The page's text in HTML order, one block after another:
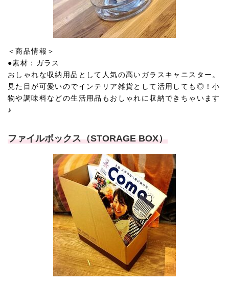
＜商品情報＞
●素材：ガラス
おしゃれな収納用品として人気の高いガラスキャニスター。
見た目が可愛いのでインテリア雑貨として活用しても◎！小
物や調味料などの生活用品もおしゃれに収納できちゃいます
♪
ファイルボックス（STORAGE BOX）